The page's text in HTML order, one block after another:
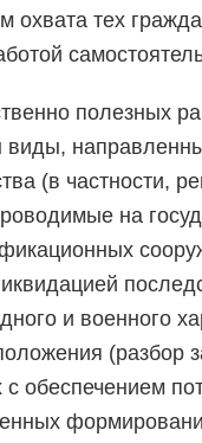
охвата тех
полезных
(в частности,
на
и военного
(разбор
обеспечением